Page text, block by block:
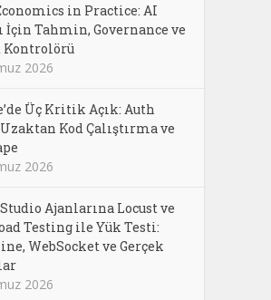
in Practice: AI
İçin Tahmin, Governance ve
2026
Üç Kritik Açık: Auth
Kod Çalıştırma ve
2026
Ajanlarına Locust ve
Testing ile Yük Testi:
WebSocket ve Gerçek
2026